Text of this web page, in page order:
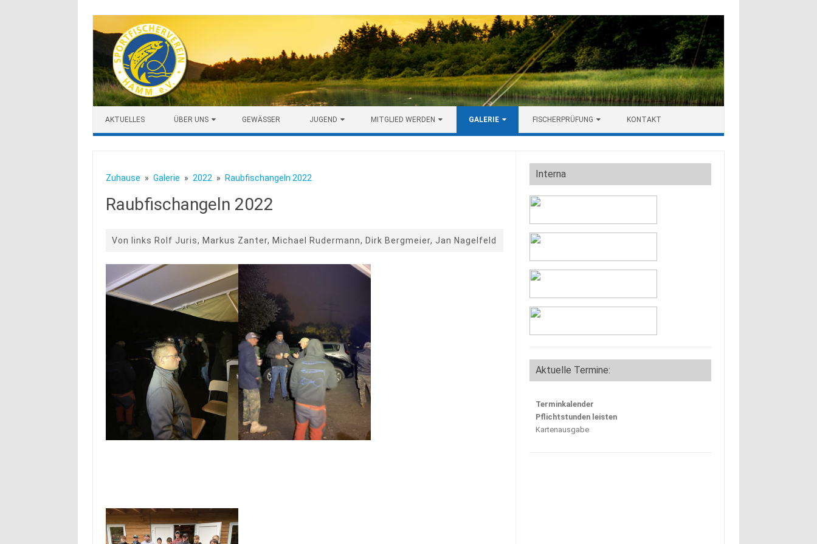
AKTUELLES ÜBER UNS GEWÄSSER JUGEND MITGLIED WERDEN GALERIE FISCHERPRÜFUNG KONTAKT
Zuhause Galerie 2022 Raubfischangeln 2022
Raubfischangeln 2022
Von links Rolf Juris, Markus Zanter, Michael Rudermann, Dirk Bergmeier, Jan Nagelfeld
Interna
Aktuelle Termine:
Terminkalender
Pflichtstunden leisten
Kartenausgabe